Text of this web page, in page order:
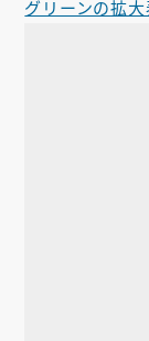
グリーンの拡大